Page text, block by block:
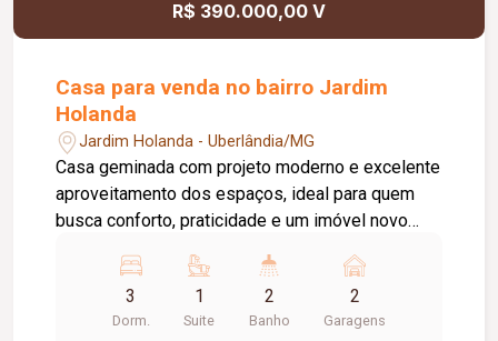
R$ 390.000,00 V
Casa para venda no bairro Jardim
Holanda
Jardim Holanda - Uberlândia/MG
Casa geminada com projeto moderno e excelente
aproveitamento dos espaços, ideal para quem
busca conforto, praticidade e um imóvel novo
terreno; 88 m² de área construída; 03 quartos,
sendo 01 suíte; Sala em 02 ambientes com pé-
direito alto; Banheiro social; Cozinha estilo
3
Dorm.
1
Suite
2
Banho
2
Garagens